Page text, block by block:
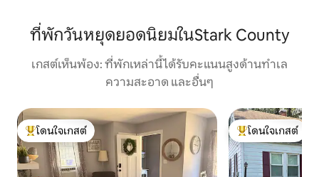
ที่พักวันหยุดยอดนิยมในStark County
เกสต์เห็นพ้อง: ที่พักเหล่านี้ได้รับคะแนนสูงด้านทำเล
ความสะอาด และอื่นๆ
โดนใจเกสต์ที่สุด
โดนใจเกสต์
โดนใจเกสต์ที่สุด
โดนใจเกสต์